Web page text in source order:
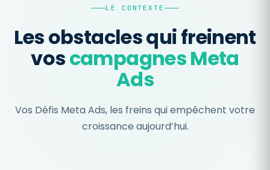
LE CONTEXTE
Les obstacles qui freinent
voscampagnes Meta
Ads
Vos Défis Meta Ads, les freins qui empêchent votre
croissance aujourd’hui.